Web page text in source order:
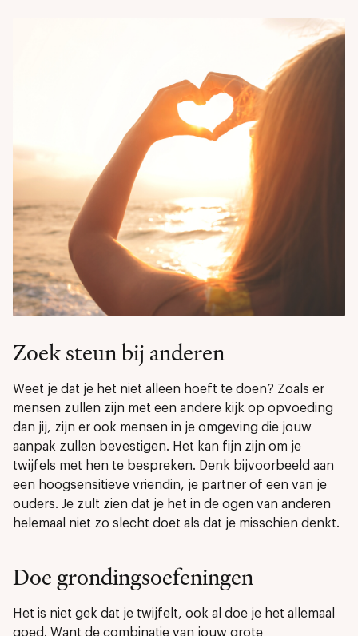
Zoek steun bij anderen
Weet je dat je het niet alleen hoeft te doen? Zoals er
mensen zullen zijn met een andere kijk op opvoeding
dan jij, zijn er ook mensen in je omgeving die jouw
aanpak zullen bevestigen. Het kan fijn zijn om je
twijfels met hen te bespreken. Denk bijvoorbeeld aan
een hoogsensitieve vriendin, je partner of een van je
ouders. Je zult zien dat je het in de ogen van anderen
helemaal niet zo slecht doet als dat je misschien denkt.
Doe grondingsoefeningen
Het is niet gek dat je twijfelt, ook al doe je het allemaal
goed. Want de combinatie van jouw grote